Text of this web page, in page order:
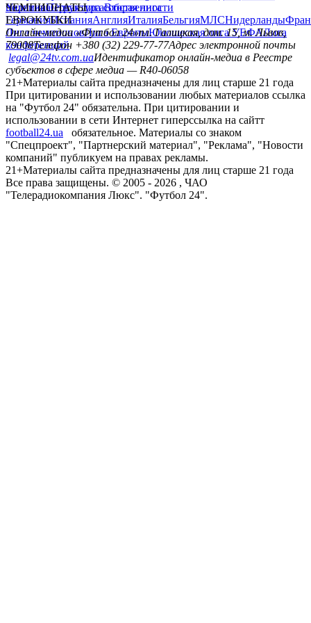
политикаСтруктура собственности
УкраинаПервая лигаВторая лига
ЧЕМПИОНАТЫ
ГерманияИспанияАнглияИталияБельгияМЛСНидерланды
ЕВРОКУБКИ
Лига чемпионовЛига ЕвропыЮношеская лига УЕФАЛига
конференций
Онлайн-медиа «Футбол 24»пл. Галицкая, дом. 15, м. Львов,
79008Телефон +380 (32) 229-77-77Адрес электронной почты
legal@24tv.com.uaИдентификатор онлайн-медиа в Реестре
субъектов в сфере медиа — R40-06058
21+Материалы сайта предназначены для лиц старше 21 года
При цитировании и использовании любых материалов ссылка
на "Футбол 24" обязательна. При цитировании и
использовании в сети Интернет гиперссылка на сайтт
football24.ua
обязательное. Материалы со знаком
"Спецпроект", "Партнерский материал", "Реклама", "Новости
компаний" публикуем на правах рекламы.
21+Материалы сайта предназначены для лиц старше 21 года
Все права защищены. © 2005 - 2026 , ЧАО
"Телерадиокомпания Люкс". "Футбол 24".